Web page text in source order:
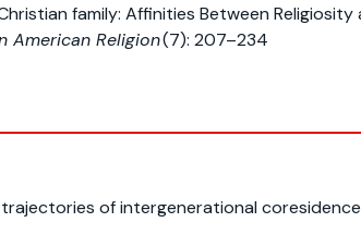
family: Affinities Between
American Religion(7): 207–234
of intergenerational